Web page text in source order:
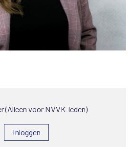
(Alleen voor NVVK-leden)
Inloggen